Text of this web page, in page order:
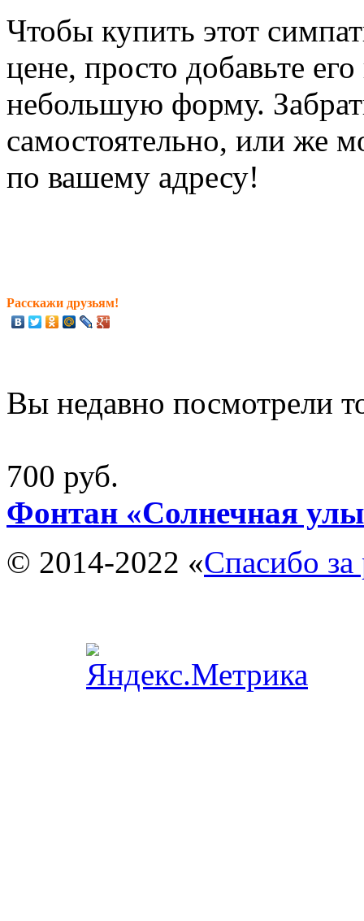
Чтобы купить этот
цене, просто добавьте
небольшую форму.
самостоятельно, или же
по вашему адресу!
Расскажи друзьям!
Вы недавно посмотрели
700 руб.
Фонтан «Солнечная
© 2014-2022 «Спасибо за